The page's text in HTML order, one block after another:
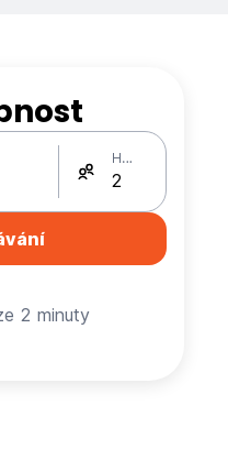
Hosté
2 minuty